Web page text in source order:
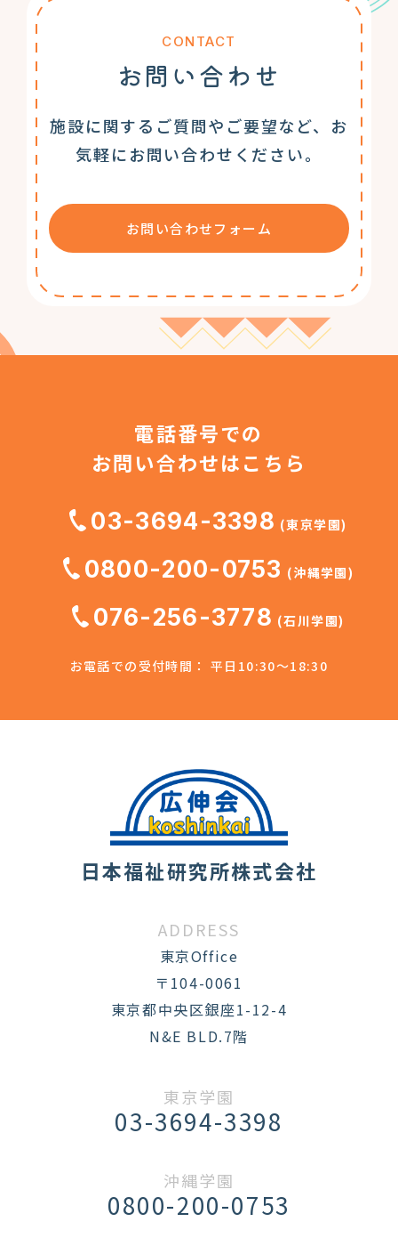
CONTACT
お問い合わせ
施設に関するご質問やご要望など、お
気軽にお問い合わせください。
お問い合わせフォーム
電話番号での
お問い合わせはこちら
03-3694-3398 (東京学園)
0800-200-0753 (沖縄学園)
076-256-3778 (石川学園)
お電話での受付時間： 平日10:30～18:30
日本福祉研究所株式会社
ADDRESS
東京Office
〒104-0061
東京都中央区銀座1-12-4
N&E BLD.7階
東京学園
03-3694-3398
沖縄学園
0800-200-0753